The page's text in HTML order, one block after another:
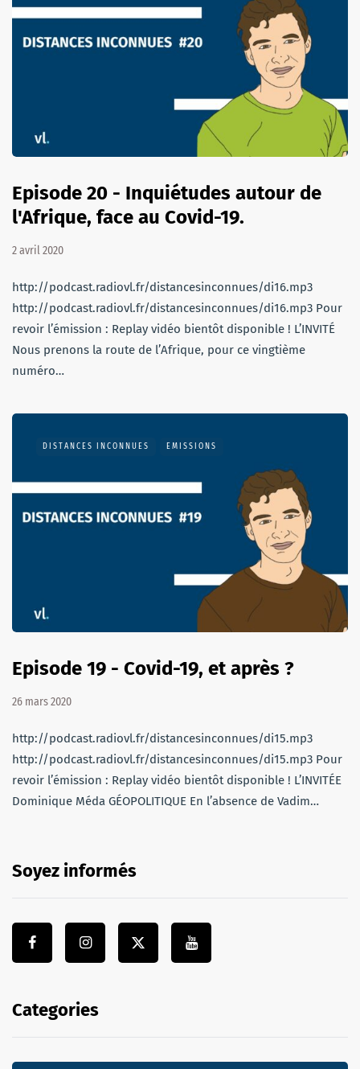
Episode 20 - Inquiétudes autour de
l'Afrique, face au Covid-19.
2 avril 2020
http://podcast.radiovl.fr/distancesinconnues/di16.mp3
http://podcast.radiovl.fr/distancesinconnues/di16.mp3 Pour
revoir l’émission : Replay vidéo bientôt disponible ! L’INVITÉ
Nous prenons la route de l’Afrique, pour ce vingtième
numéro…
DISTANCES INCONNUES EMISSIONS
Episode 19 - Covid-19, et après ?
26 mars 2020
http://podcast.radiovl.fr/distancesinconnues/di15.mp3
http://podcast.radiovl.fr/distancesinconnues/di15.mp3 Pour
revoir l’émission : Replay vidéo bientôt disponible ! L’INVITÉE
Dominique Méda GÉOPOLITIQUE En l’absence de Vadim…
Soyez informés
Categories